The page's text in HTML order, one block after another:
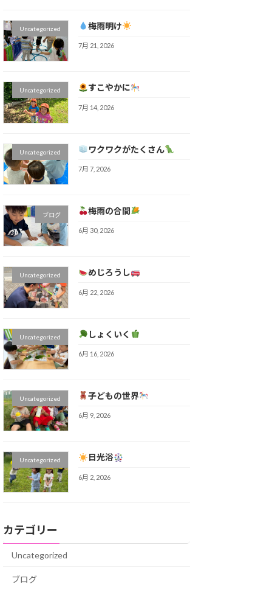
Uncategorized 梅雨明け
7月 21, 2026
Uncategorized すこやかに
7月 14, 2026
Uncategorized ワクワクがたくさん
7月 7, 2026
ブログ 梅雨の合間
6月 30, 2026
Uncategorized めじろうし
6月 22, 2026
Uncategorized しょくいく
6月 16, 2026
Uncategorized 子どもの世界
6月 9, 2026
Uncategorized 日光浴
6月 2, 2026
カテゴリー
Uncategorized
ブログ